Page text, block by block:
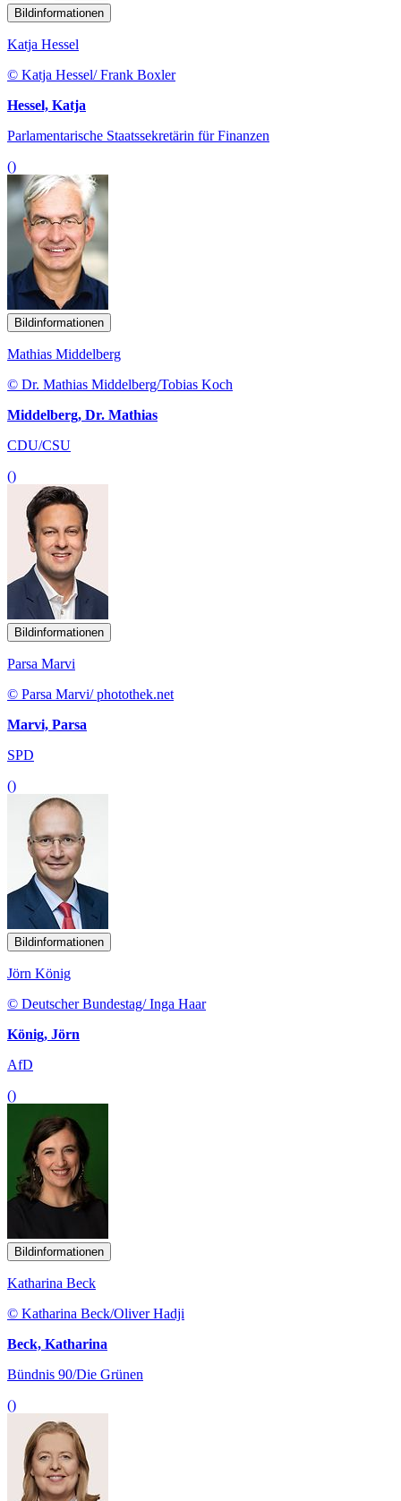
Bildinformationen
Katja Hessel
© Katja Hessel/ Frank Boxler
Hessel, Katja
Parlamentarische Staatssekretärin für Finanzen
()
Bildinformationen
Mathias Middelberg
© Dr. Mathias Middelberg/Tobias Koch
Middelberg, Dr. Mathias
CDU/CSU
()
Bildinformationen
Parsa Marvi
© Parsa Marvi/ photothek.net
Marvi, Parsa
SPD
()
Bildinformationen
Jörn König
© Deutscher Bundestag/ Inga Haar
König, Jörn
AfD
()
Bildinformationen
Katharina Beck
© Katharina Beck/Oliver Hadji
Beck, Katharina
Bündnis 90/Die Grünen
()